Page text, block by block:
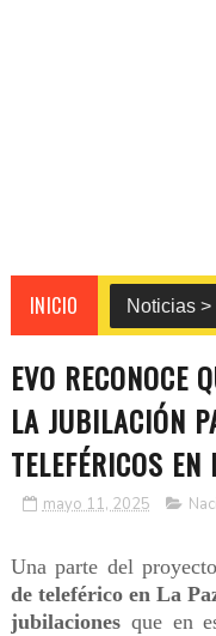
INICIO
EVO RECONOCE
LA JUBILACIÓN
TELEFÉRICOS EN
mayo 11, 2025
Una parte del
de teleférico en La
jubilacionesque en